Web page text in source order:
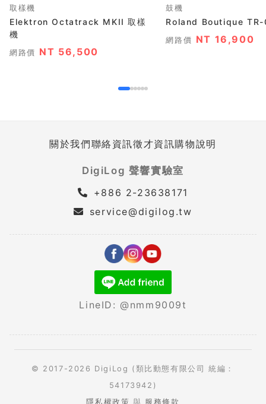
取樣機
Elektron Octatrack MKII 取樣
機
網路價 NT 56,500
鼓機
Roland Boutique TR-
網路價 NT 16,900
關於我們聯絡資訊徵才資訊購物說明
DigiLog 聲響實驗室
+886 2-23638171
service@digilog.tw
LineID: @nmm9009t
© 2017-2026 DigiLog (類比動態有限公司 統編：
54173942)
隱私權政策 與 服務條款